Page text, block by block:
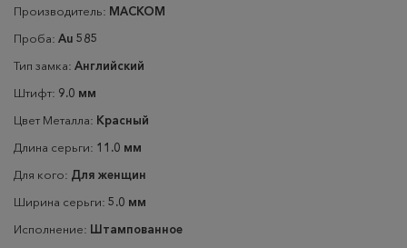
Производитель: МАСКОМ
Проба: Au 585
Тип замка: Английский
Штифт: 9.0 мм
Цвет Металла: Красный
Длина серьги: 11.0 мм
Для кого: Для женщин
Ширина серьги: 5.0 мм
Исполнение: Штампованное